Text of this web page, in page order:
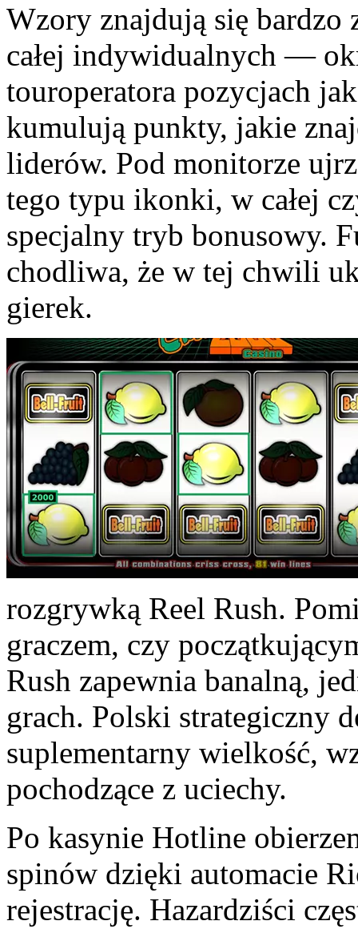
Wzory znajdują się
całej indywidualnych —
touroperatora pozycjach
kumulują punkty, jakie
liderów. Pod monitorze
tego typu ikonki, w całej
specjalny tryb bonusowy.
chodliwa, że w tej chwili
gierek.
rozgrywką Reel Rush.
graczem, czy
Rush zapewnia banalną,
grach. Polski strategiczny
suplementarny wielkość,
pochodzące z uciechy.
Po kasynie Hotline
spinów dzięki automacie
rejestrację. Hazardziści